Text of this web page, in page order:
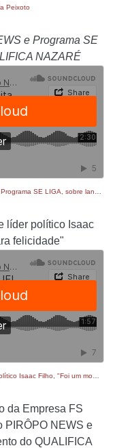
Peixoto
e Programa SE
NAZARÉ
lançamento do QUALIFICA NAZARÉ
líder político Isaac
felicidade"
"Foi um momento de rara felicidade"
da Empresa FS
PIRÔPO NEWS e
do QUALIFICA